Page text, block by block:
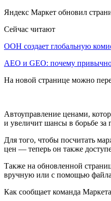
Яндекс Маркет обновил
Сейчас читают
ООН создает глобальную
AEO и GEO: почему
На новой странице можно
Автоуправление ценами,
и увеличит шансы в борьбе за
Для того, чтобы посчитать
цен — теперь он также
Также на обновленной
вручную или с помощью
Как сообщает команда